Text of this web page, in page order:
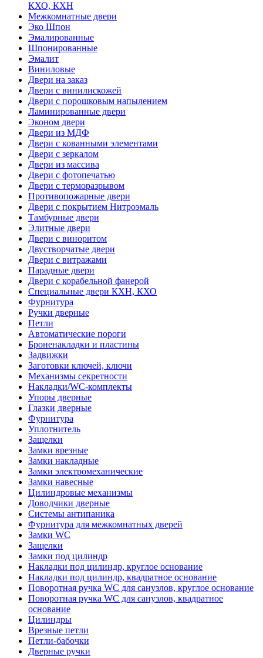
КХО, КХН
Межкомнатные двери
Эко Шпон
Эмалированные
Шпонированные
Эмалит
Виниловые
Двери на заказ
Двери с винилискожей
Двери с порошковым напылением
Ламинированные двери
Эконом двери
Двери из МДФ
Двери с кованными элементами
Двери с зеркалом
Двери из массива
Двери с фотопечатью
Двери с терморазрывом
Противопожарные двери
Двери с покрытием Нитроэмаль
Тамбурные двери
Элитные двери
Двери с виноритом
Двустворчатые двери
Двери с витражами
Парадные двери
Двери с корабельной фанерой
Специальные двери КХН, КХО
Фурнитура
Ручки дверные
Петли
Автоматические пороги
Броненакладки и пластины
Задвижки
Заготовки ключей, ключи
Механизмы секретности
Накладки/WC-комплекты
Упоры дверные
Глазки дверные
Фурнитура
Уплотнитель
Защелки
Замки врезные
Замки накладные
Замки электромеханические
Замки навесные
Цилиндровые механизмы
Доводчики дверные
Системы антипаника
Фурнитура для межкомнатных дверей
Замки WC
Защелки
Замки под цилиндр
Накладки под цилиндр, круглое основание
Накладки под цилиндр, квадратное основание
Поворотная ручка WC для санузлов, круглое основание
Поворотная ручка WC для санузлов, квадратное
основание
Цилиндры
Врезные петли
Петли-бабочки
Дверные ручки